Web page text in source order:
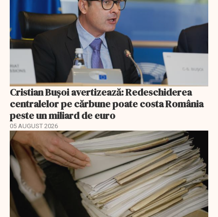
Cristian Bușoi avertizează: Redeschiderea
centralelor pe cărbune poate costa România
peste un miliard de euro
05 AUGUST 2026